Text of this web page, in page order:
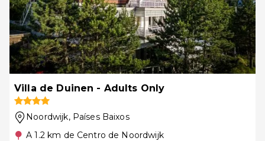
Villa de Duinen - Adults Only
Noordwijk, Países Baixos
A 1.2 km de Centro de Noordwijk